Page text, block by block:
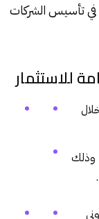
في تأسيس الشركات
للاستثمار
وذلك